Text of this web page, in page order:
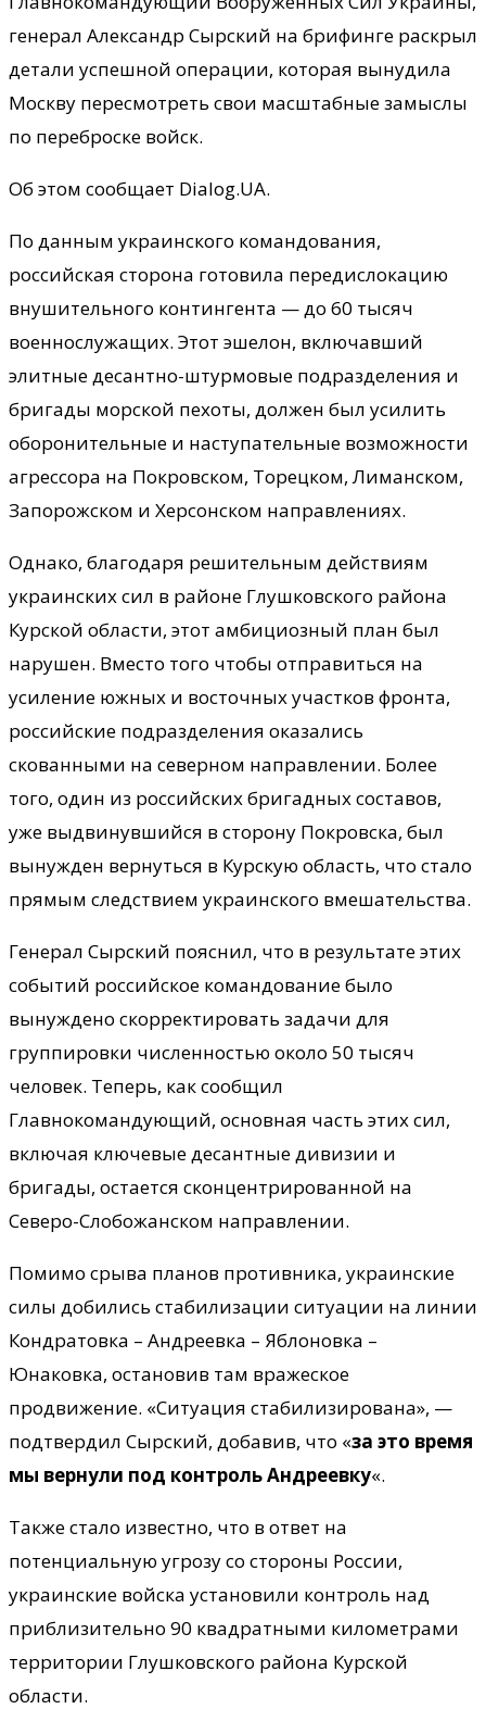
генерал Александр Сырский на брифинге раскрыл
детали успешной операции, которая вынудила
Москву пересмотреть свои масштабные замыслы
по переброске войск.
Об этом сообщает Dialog.UA.
По данным украинского командования,
российская сторона готовила передислокацию
внушительного контингента — до 60 тысяч
военнослужащих. Этот эшелон, включавший
элитные десантно-штурмовые подразделения и
бригады морской пехоты, должен был усилить
оборонительные и наступательные возможности
агрессора на Покровском, Торецком, Лиманском,
Запорожском и Херсонском направлениях.
Однако, благодаря решительным действиям
украинских сил в районе Глушковского района
Курской области, этот амбициозный план был
нарушен. Вместо того чтобы отправиться на
усиление южных и восточных участков фронта,
российские подразделения оказались
скованными на северном направлении. Более
того, один из российских бригадных составов,
уже выдвинувшийся в сторону Покровска, был
вынужден вернуться в Курскую область, что стало
прямым следствием украинского вмешательства.
Генерал Сырский пояснил, что в результате этих
событий российское командование было
вынуждено скорректировать задачи для
группировки численностью около 50 тысяч
человек. Теперь, как сообщил
Главнокомандующий, основная часть этих сил,
включая ключевые десантные дивизии и
бригады, остается сконцентрированной на
Северо-Слобожанском направлении.
Помимо срыва планов противника, украинские
силы добились стабилизации ситуации на линии
Кондратовка – Андреевка – Яблоновка –
Юнаковка, остановив там вражеское
продвижение. «Ситуация стабилизирована», —
подтвердил Сырский, добавив, что «за это время
мы вернули под контроль Андреевку«.
Также стало известно, что в ответ на
потенциальную угрозу со стороны России,
украинские войска установили контроль над
приблизительно 90 квадратными километрами
территории Глушковского района Курской
области.